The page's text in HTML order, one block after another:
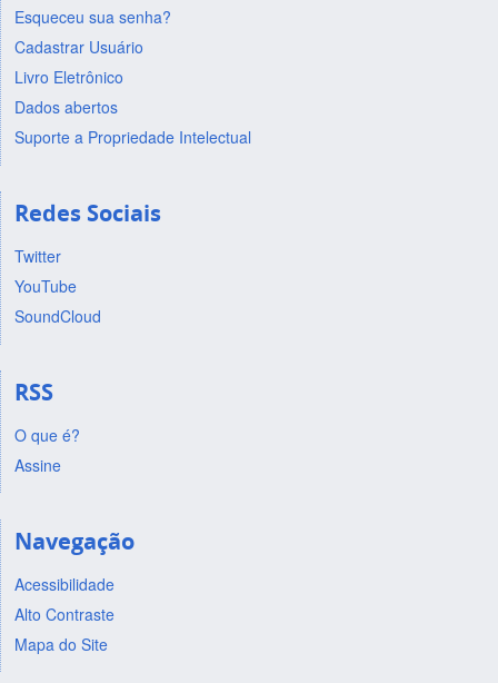
Esqueceu sua senha?
Cadastrar Usuário
Livro Eletrônico
Dados abertos
Suporte a Propriedade Intelectual
Redes Sociais
Twitter
YouTube
SoundCloud
RSS
O que é?
Assine
Navegação
Acessibilidade
Alto Contraste
Mapa do Site